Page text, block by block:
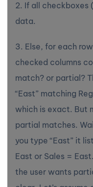
2. If all checkboxes
data.
3. Else, for each
checked columns
match? or partial?
“East” matching
which is exact. But
partial matches.
you type “East” it
East or Sales =
the user wants